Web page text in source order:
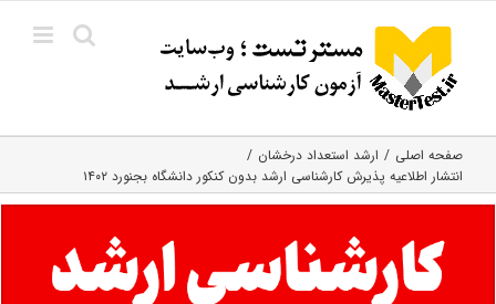
content
صفحه اصلی
ارشد استعداد درخشان
انتشار اطلاعیه پذیرش کارشناسی ارشد بدون کنکور دانشگاه بجنورد ۱۴۰۲